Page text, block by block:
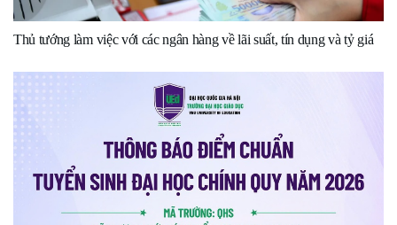
Thủ tướng làm việc với các ngân hàng về lãi suất, tín dụng và tỷ giá